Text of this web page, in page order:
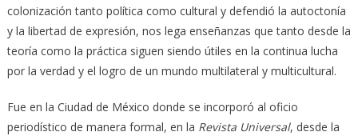
colonización tanto política como cultural y defendió la autoctonía
y la libertad de expresión, nos lega enseñanzas que tanto desde la
teoría como la práctica siguen siendo útiles en la continua lucha
por la verdad y el logro de un mundo multilateral y multicultural.
Fue en la Ciudad de México donde se incorporó al oficio
periodístico de manera formal, en la Revista Universal, desde la